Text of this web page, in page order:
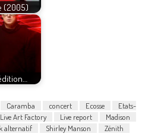
(2005)
Caramba concert Ecosse
Etats-
Live Art Factory Live report
Madison
alternatif Shirley Manson Zénith